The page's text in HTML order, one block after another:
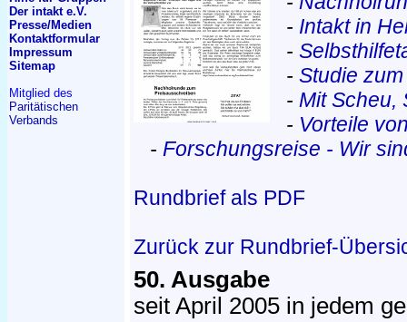
Der intakt e.V.
Presse/Medien
Kontaktformular
Impressum
Sitemap
Mitglied des
Paritätischen
Verbands
- Intakt in
-
- Studie
- Mit Scheu,
- Vorteile
- Forschungsreise - Wir
Rundbrief als PDF
Zurück zur Rundbrief-
50. Ausgabe
seit April 2005 in jedem